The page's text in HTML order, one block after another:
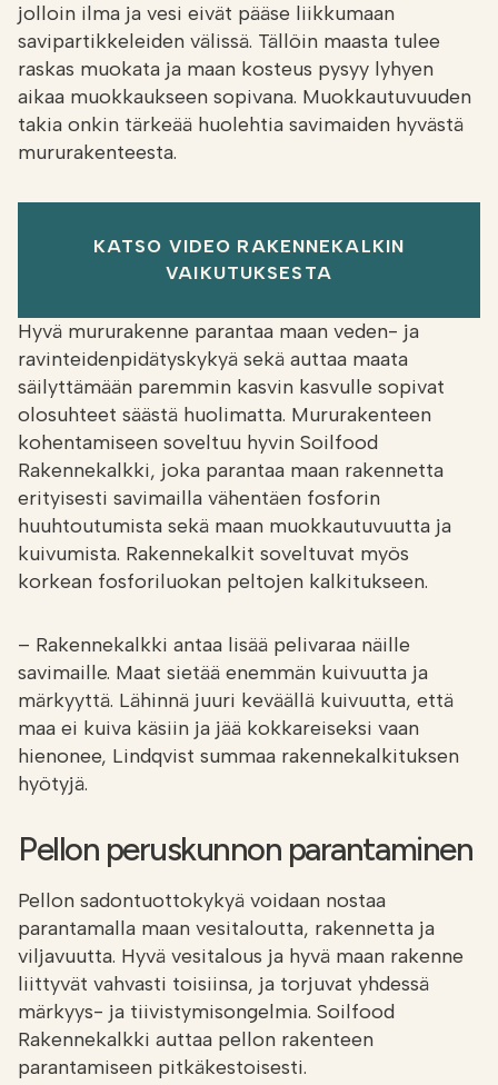
jolloin ilma ja vesi eivät pääse liikkumaan
savipartikkeleiden välissä. Tällöin maasta tulee
raskas muokata ja maan kosteus pysyy lyhyen
aikaa muokkaukseen sopivana. Muokkautuvuuden
takia onkin tärkeää huolehtia savimaiden hyvästä
mururakenteesta.
KATSO VIDEO RAKENNEKALKIN
VAIKUTUKSESTA
Hyvä mururakenne parantaa maan veden- ja
ravinteidenpidätyskykyä sekä auttaa maata
säilyttämään paremmin kasvin kasvulle sopivat
olosuhteet säästä huolimatta. Mururakenteen
kohentamiseen soveltuu hyvin Soilfood
Rakennekalkki, joka parantaa maan rakennetta
erityisesti savimailla vähentäen fosforin
huuhtoutumista sekä maan muokkautuvuutta ja
kuivumista. Rakennekalkit soveltuvat myös
korkean fosforiluokan peltojen kalkitukseen.
– Rakennekalkki antaa lisää pelivaraa näille
savimaille. Maat sietää enemmän kuivuutta ja
märkyyttä. Lähinnä juuri keväällä kuivuutta, että
maa ei kuiva käsiin ja jää kokkareiseksi vaan
hienonee, Lindqvist summaa rakennekalkituksen
hyötyjä.
Pellon peruskunnon parantaminen
Pellon sadontuottokykyä voidaan nostaa
parantamalla maan vesitaloutta, rakennetta ja
viljavuutta. Hyvä vesitalous ja hyvä maan rakenne
liittyvät vahvasti toisiinsa, ja torjuvat yhdessä
märkyys- ja tiivistymisongelmia. Soilfood
Rakennekalkki auttaa pellon rakenteen
parantamiseen pitkäkestoisesti.